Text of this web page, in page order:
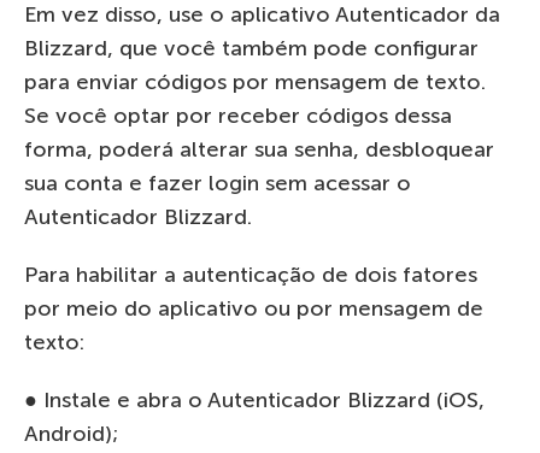
Em vez disso, use o aplicativo Autenticador da
Blizzard, que você também pode configurar
para enviar códigos por mensagem de texto.
Se você optar por receber códigos dessa
forma, poderá alterar sua senha, desbloquear
sua conta e fazer login sem acessar o
Autenticador Blizzard.
Para habilitar a autenticação de dois fatores
por meio do aplicativo ou por mensagem de
texto:
● Instale e abra o Autenticador Blizzard (iOS,
Android);